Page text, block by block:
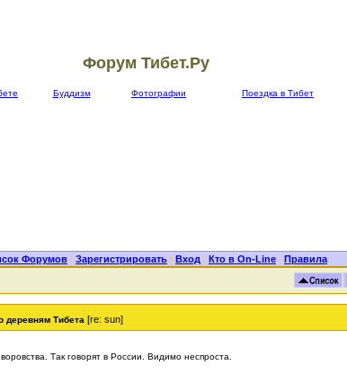
Форум Тибет.Ру
Буддизм Фотографии Поездка в Тибет
Форумов | Зарегистрировать | Вход | Кто в On-Line | Правила
деревням Тибета [re: sun]
Так говорят в России. Видимо неспроста.